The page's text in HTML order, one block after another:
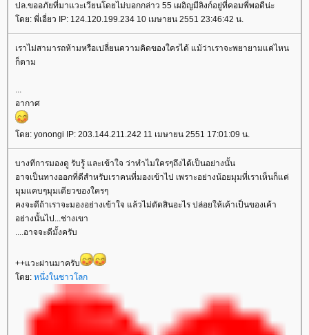
ปล.ขออภัยที่มาเเวะเวียนโดยไม่บอกกล่าว 55 เผอิญมีลิงก์อยู่ที่คอมพี่พอดีน่ะ
ดย: พี่เอี่ยว IP: 124.120.199.234 10 เมษายน 2551 23:46:42 น.
เราไม่สามารถห้ามหรือเปลี่ยนความคิดของใครได้ แม้ว่าเราจะพยายามแค่ไหน
ก็ตาม
...
อากาศ
ดย: yonongi IP: 203.144.211.242 11 เมษายน 2551 17:01:09 น.
บางทีการมองดู รับรู้ และเข้าใจ ว่าทำไมใครๆถึงได้เป็นอย่างนั้น
อาจเป็นทางออกที่ดีสำหรับเราคนที่มองเข้าไป เพราะอย่างน้อยมุมที่เราเห็นก็แค่
มุมแคบๆมุมเดียวของใครๆ
คงจะดีถ้าเราจะมองอย่างเข้าใจ แล้วไม่ตัดสินอะไร ปล่อยให้เค้าเป็นของเค้า
อย่างนั้นไป...ช่างเขา
....อาจจะดีมั้งครับ
++แวะผ่านมาครับ
ดย: หนึ่งในชาวโลก